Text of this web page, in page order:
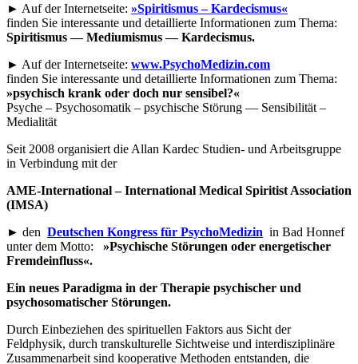
► Auf der Internetseite: »Spiritismus – Kardecismus«
finden Sie interessante und detaillierte Informationen zum Thema:
Spiritismus — Mediumismus — Kardecismus.
► Auf der Internetseite: www.PsychoMedizin.com
finden Sie interessante und detaillierte Informationen zum Thema:
»psychisch krank oder doch nur sensibel?«
Psyche – Psychosomatik – psychische Störung — Sensibilität –
Medialität
Seit 2008 organisiert die Allan Kardec Studien- und Arbeitsgruppe
in Verbindung mit der
AME-International – International Medical Spiritist Association
(IMSA)
► den Deutschen Kongress für PsychoMedizin in Bad Honnef
unter dem Motto: »Psychische Störungen oder energetischer
Fremdeinfluss«.
Ein neues Paradigma in der Therapie psychischer und
psychosomatischer Störungen.
Durch Einbeziehen des spirituellen Faktors aus Sicht der
Feldphysik, durch transkulturelle Sichtweise und interdisziplinäre
Zusammenarbeit sind kooperative Methoden entstanden, die